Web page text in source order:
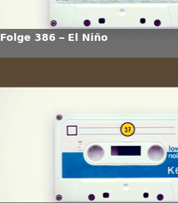
Folge 386 – El Niño